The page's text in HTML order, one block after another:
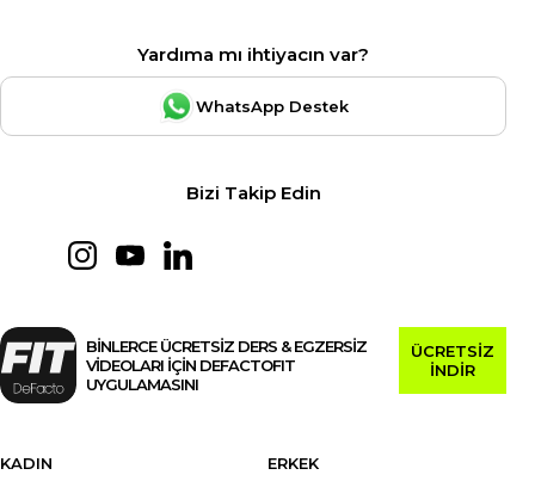
Yardıma mı ihtiyacın var?
WhatsApp Destek
Bizi Takip Edin
BİNLERCE ÜCRETSİZ DERS & EGZERSİZ
VİDEOLARI İÇİN DEFACTOFIT
UYGULAMASINI
ÜCRETSİZ
İNDİR
KADIN
ERKEK